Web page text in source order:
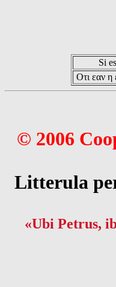
Si
Οτι εαν η
© 2006
Litterula
«Ubi Petrus,